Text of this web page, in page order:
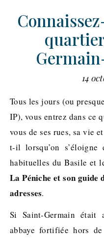
14
Tous les jours (ou presque, selon vos performances aux
IP), vous entrez dans ce
vous de ses rues, sa vie
t-il lorsqu’on
habituelles du Basile et
La Péniche et son guide
adresses.
Si Saint-Germain était
abbaye fortifiée hors